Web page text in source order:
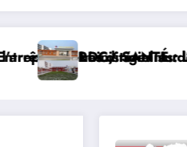
par concours
du Cinquantenaire
BUKAVU/ SOCIÉTÉ :